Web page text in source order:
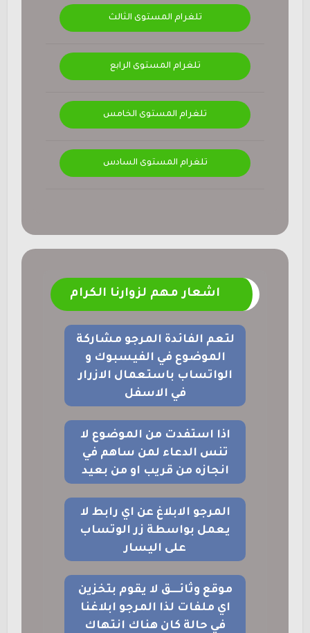
تلغرام المستوى الثالث
تلغرام المستوى الرابع
تلغرام المستوى الخامس
تلغرام المستوى السادس
اشعار مهم لزوارنا الكرام
لتعم الفائدة المرجو مشاركة
الموضوع في الفيسبوك و
الواتساب باستعمال الازرار
في الاسفل
اذا استفدت من الموضوع لا
تنس الدعاء لمن ساهم في
انجازه من قريب او من بعيد
المرجو الابلاغ عن اي رابط لا
يعمل بواسطة زر الوتساب
على اليسار
موقع وثائــــق لا يقوم بتخزين
اي ملفات لذا المرجو ابلاغنا
في حالة كان هناك انتهاك